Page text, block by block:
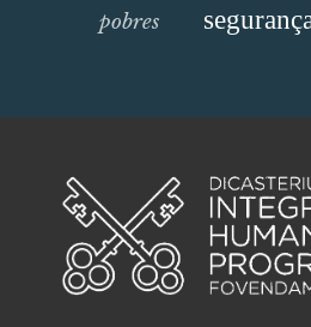
pobres